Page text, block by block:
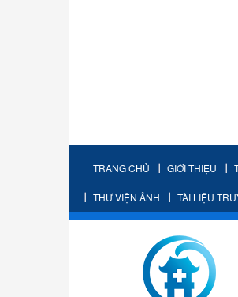
TRANG CHỦ GIỚI THIỆU
THƯ VIỆN ẢNH TÀI LIỆU